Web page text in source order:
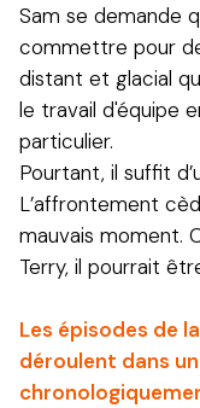
Sam se demande
commettre pour
distant et glacial
le travail d'équipe
particulier.
Pourtant, il suffit
L’affrontement
mauvais moment.
Terry, il pourrait
Les épisodes de
déroulent dans